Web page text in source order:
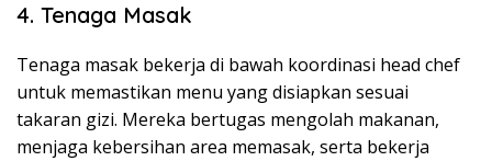
4. Tenaga Masak
Tenaga masak bekerja di bawah koordinasi head chef
untuk memastikan menu yang disiapkan sesuai
takaran gizi. Mereka bertugas mengolah makanan,
menjaga kebersihan area memasak, serta bekerja